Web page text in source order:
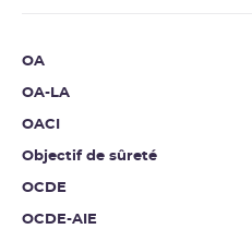
OA
OA-LA
OACI
Objectif de sûreté
OCDE
OCDE-AIE